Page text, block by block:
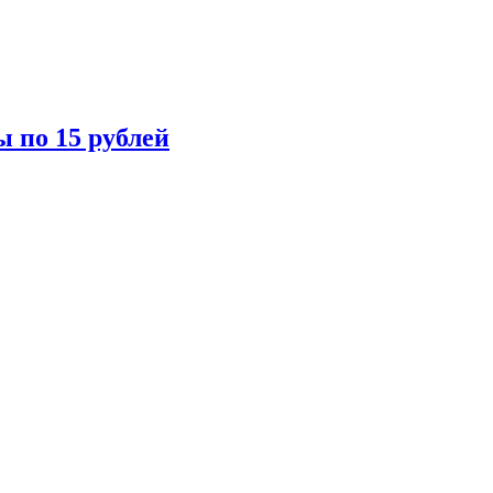
по 15 рублей